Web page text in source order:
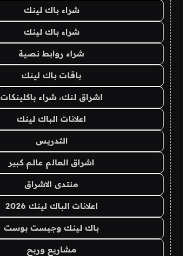
شراء باك لينك
شراء باك لينك
شراء روابط نصية
باقات باك لينك
اشراق لنك، شراء باكلينكات
اعلانات الباك لينك
التدريس
اشراق العالم عالم كبير
منتدى الاشراق
اعلانات الباك لينك 2026
باك لينك وجيست بوست
مشاريع وربح